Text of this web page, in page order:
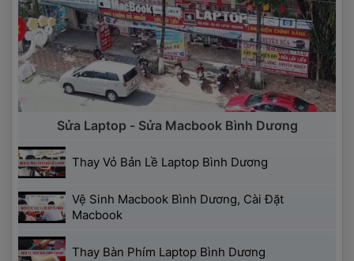
Sửa Laptop - Sửa Macbook Bình Dương
Thay Vỏ Bản Lề Laptop Bình Dương
Vệ Sinh Macbook Bình Dương, Cài Đặt
Macbook
Thay Bàn Phím Laptop Bình Dương